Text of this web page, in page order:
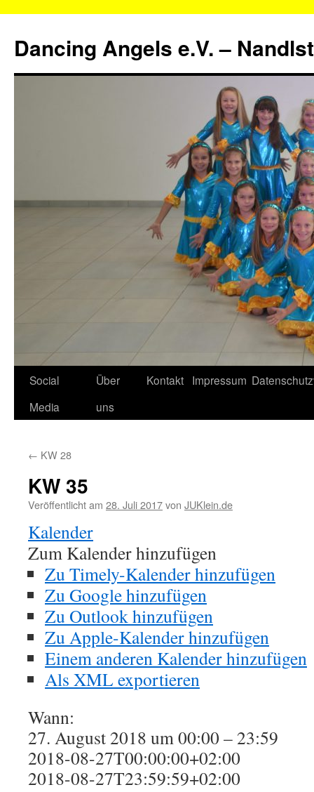
springen
Dancing Angels e.V. –
Social
Media
Über
uns
Kontakt Impressum
← KW 28
KW 35
Veröffentlicht am 28. Juli 2017von JUKlein.de
Kalender
Zum Kalender hinzufügen
Zu Timely-Kalender hinzufügen
Zu Google hinzufügen
Zu Outlook hinzufügen
Zu Apple-Kalender hinzufügen
Einem anderen Kalender hinzufügen
Als XML exportieren
Wann:
27. August 2018 um 00:00 – 23:59
2018-08-27T00:00:00+02:00
2018-08-27T23:59:59+02:00